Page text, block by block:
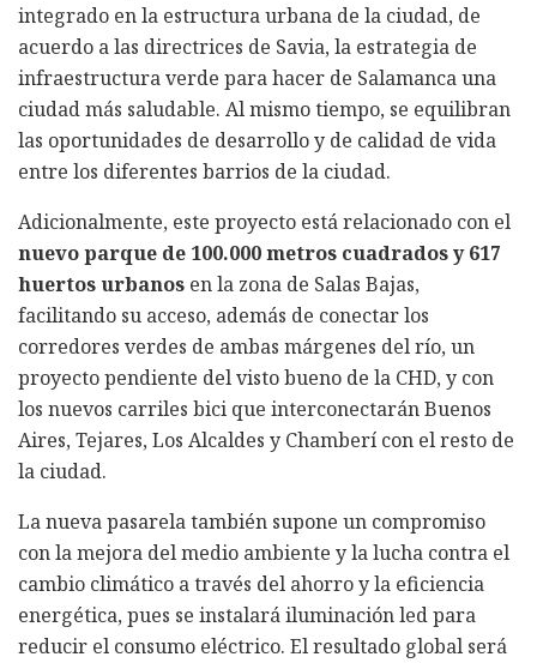
integrado en la estructura urbana de la ciudad, de
acuerdo a las directrices de Savia, la estrategia de
infraestructura verde para hacer de Salamanca una
ciudad más saludable. Al mismo tiempo, se equilibran
las oportunidades de desarrollo y de calidad de vida
entre los diferentes barrios de la ciudad.
Adicionalmente, este proyecto está relacionado con el
nuevo parque de 100.000 metros cuadrados y 617
huertos urbanos en la zona de Salas Bajas,
facilitando su acceso, además de conectar los
corredores verdes de ambas márgenes del río, un
proyecto pendiente del visto bueno de la CHD, y con
los nuevos carriles bici que interconectarán Buenos
Aires, Tejares, Los Alcaldes y Chamberí con el resto de
la ciudad.
La nueva pasarela también supone un compromiso
con la mejora del medio ambiente y la lucha contra el
cambio climático a través del ahorro y la eficiencia
energética, pues se instalará iluminación led para
reducir el consumo eléctrico. El resultado global será